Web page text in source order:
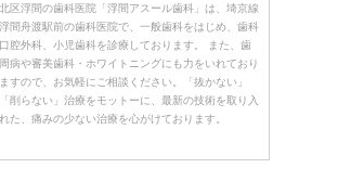
北区浮間の歯科医院「浮間アスール歯科」は、埼京線
浮間舟渡駅前の歯科医院で、一般歯科をはじめ、歯科
口腔外科、小児歯科を診療しております。 また、歯
周病や審美歯科・ホワイトニングにも力をいれており
ますので、お気軽にご相談ください。「抜かない」
「削らない」治療をモットーに、最新の技術を取り入
れた、痛みの少ない治療を心がけております。